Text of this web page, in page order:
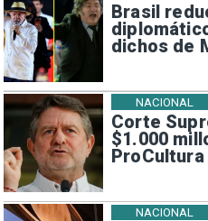
Brasil
dichos de
Corte
$1.000
ProCultura
NACIONAL
NACIONAL